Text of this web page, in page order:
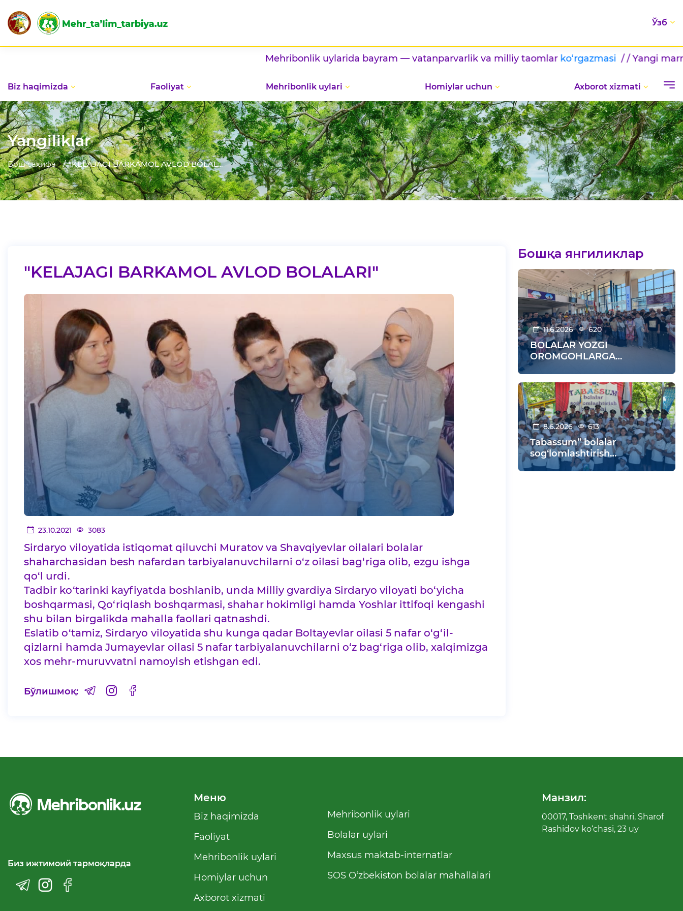
Ўзб
Mehribonlik uylarida bayram — vatanparvarlik va milliy taomlarko‘rgazmasi/ / Yangi marralar sari
Biz haqimizda Faoliyat Mehribonlik uylari Homiylar uchun Axborot xizmati
Yangiliklar
Бош саҳифа "KELAJAGI BARKAMOL AVLOD BOLAL...
"KELAJAGI BARKAMOL AVLOD BOLALARI"
23.10.2021 3083
Sirdaryo viloyatida istiqomat qiluvchi Muratov va Shavqiyevlar oilalari bolalar
shaharchasidan besh nafardan tarbiyalanuvchilarni o‘z oilasi bag‘riga olib, ezgu ishga
qo‘l urdi.
Tadbir ko‘tarinki kayfiyatda boshlanib, unda Milliy gvardiya Sirdaryo viloyati bo‘yicha
boshqarmasi, Qo‘riqlash boshqarmasi, shahar hokimligi hamda Yoshlar ittifoqi kengashi
shu bilan birgalikda mahalla faollari qatnashdi.
Eslatib o‘tamiz, Sirdaryo viloyatida shu kunga qadar Boltayevlar oilasi 5 nafar o‘g‘il-
qizlarni hamda Jumayevlar oilasi 5 nafar tarbiyalanuvchilarni o‘z bag‘riga olib, xalqimizga
xos mehr-muruvvatni namoyish etishgan edi.
Бўлишмоқ:
Бошқа янгиликлар
11.6.2026 620
BOLALAR YOZGI
OROMGOHLARGA
KUZATILDI
8.6.2026 613
Tabassum” bolalar
sog‘lomlashtirish
maskanida vatanparvarlik
Биз ижтимоий тармоқларда
Меню
Biz haqimizda
Faoliyat
Mehribonlik uylari
Homiylar uchun
Axborot xizmati
Mehribonlik uylari
Bolalar uylari
Maxsus maktab-internatlar
SOS O‘zbekiston bolalar mahallalari
Манзил:
00017, Toshkent shahri, Sharof
Rashidov ko‘chasi, 23 uy